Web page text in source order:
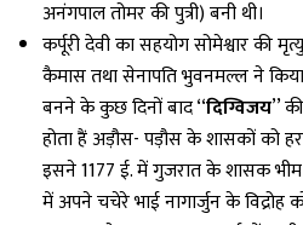
अनंगपाल तोमर की पुत्री) बनी थी।
कर्पूरी देवी का सहयोग सोमेश्वार की
कैमास तथा सेनापति भुवनमल्ल ने
बनने के कुछ दिनों बाद ‘‘दिग्विजय’’
होता हैं अड़ौस- पड़ौस के शासकों को
इसने 1177 ई. में गुजरात के शासक भीम
में अपने चचेरे भाई नागार्जुन के